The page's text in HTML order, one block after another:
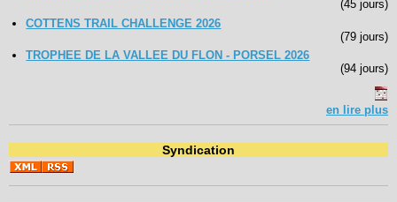
(45 jours)
COTTENS TRAIL CHALLENGE 2026
(79 jours)
TROPHEE DE LA VALLEE DU FLON - PORSEL 2026
(94 jours)
en lire plus
Syndication